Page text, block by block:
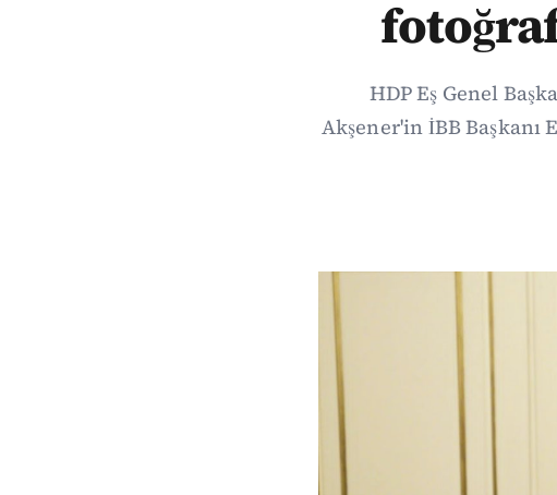
HDP Eş Genel
Akşener'in İBB